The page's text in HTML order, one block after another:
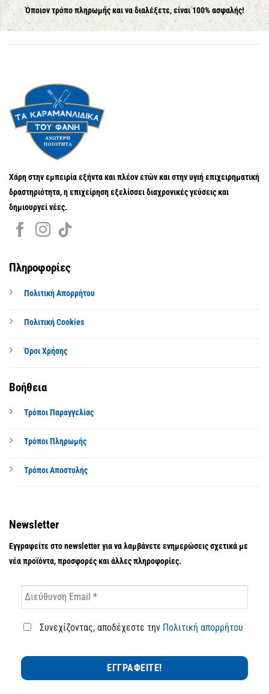
Όποιον τρόπο πληρωμής και να διαλέξετε, είναι 100% ασφαλής!
Χάρη στην εμπειρία εξήντα και πλέον ετών και στην υγιή επιχειρηματική
δραστηριότητα, η επιχείρηση εξελίσσει διαχρονικές γεύσεις και
δημιουργεί νέες.
Πληροφορίες
Πολιτική Απορρήτου
Πολιτική Cookies
Όροι Χρήσης
Βοήθεια
Τρόποι Παραγγελίας
Τρόποι Πληρωμής
Τρόποι Αποστολής
Newsletter
Εγγραφείτε στο newsletter για να λαμβάνετε ενημερώσεις σχετικά με
νέα προϊόντα, προσφορές και άλλες πληροφορίες.
Συνεχίζοντας, αποδέχεστε την Πολιτική απορρήτου